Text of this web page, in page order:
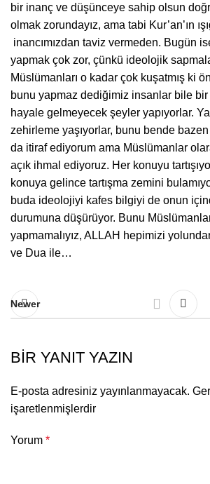
bir inanç ve düşünceye sahip olsun
olmak zorundayız, ama tabi Kur’an’ın
inancımızdan taviz vermeden. Bugün
yapmak çok zor, çünkü ideolojik
Müslümanları o kadar çok kuşatmış ki
bunu yapmaz dediğimiz insanlar bile bir
hayale gelmeyecek şeyler yapıyorlar.
zehirleme yaşıyorlar, bunu bende
da itiraf ediyorum ama Müslümanlar
açık ihmal ediyoruz. Her konuyu
konuya gelince tartışma zemini
buda ideolojiyi kafes bilgiyi de onun
durumuna düşürüyor. Bunu
yapmamalıyız, ALLAH hepimizi
ve Dua ile…
Newer
BIR YANIT YAZIN
E-posta adresiniz yayınlanmayacak.
işaretlenmişlerdir
Yorum *